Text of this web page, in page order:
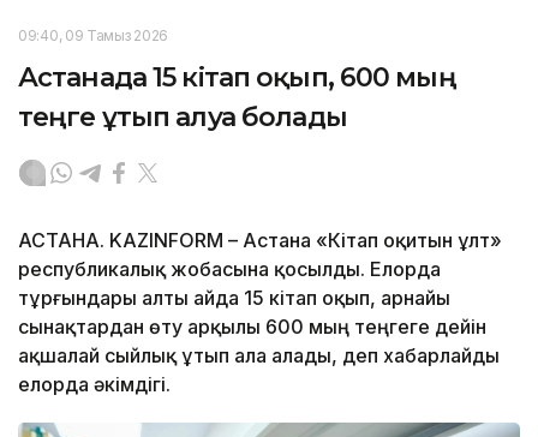
09:40, 09 Тамыз 2026
Астанада 15 кітап оқып, 600 мың
теңге ұтып алуға болады
АСТАНА. KAZINFORM – Астана «Кітап оқитын ұлт»
республикалық жобасына қосылды. Елорда
тұрғындары алты айда 15 кітап оқып, арнайы
сынақтардан өту арқылы 600 мың теңгеге дейін
ақшалай сыйлық ұтып ала алады, деп хабарлайды
елорда әкімдігі.